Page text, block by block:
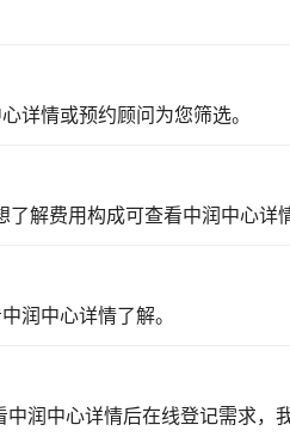
详情或预约顾问为您筛选。
了解费用构成可查看中润中心详
润中心详情了解。
中润中心详情后在线登记需求，